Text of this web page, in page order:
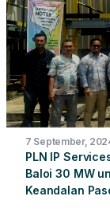
7 September,
PLN IP
Baloi 30 MW
Keandalan